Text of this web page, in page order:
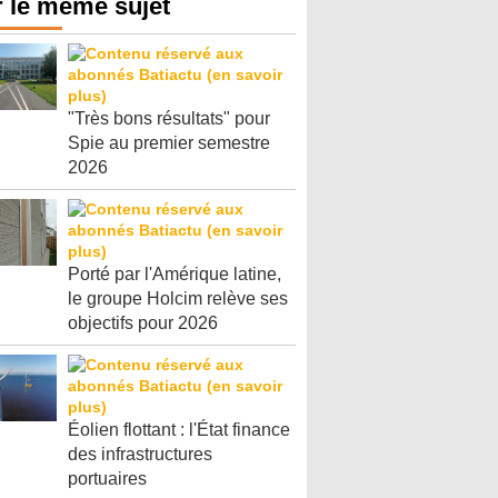
le même sujet
"Très bons résultats" pour
Spie au premier semestre
2026
Porté par l'Amérique latine,
le groupe Holcim relève ses
objectifs pour 2026
Éolien flottant : l'État finance
des infrastructures
portuaires